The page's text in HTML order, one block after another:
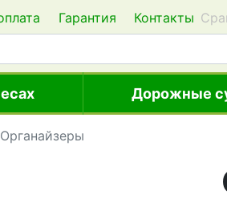
Гарантия Контакты
Дорожные
Органайзеры